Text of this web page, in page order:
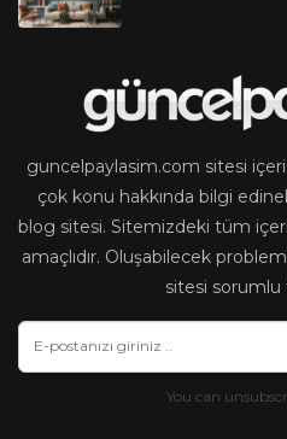
guncelpaylasim.com sitesi
çok konu hakkında bilgi
blog sitesi. Sitemizdeki tüm
amaçlıdır. Oluşabilecek
sitesi